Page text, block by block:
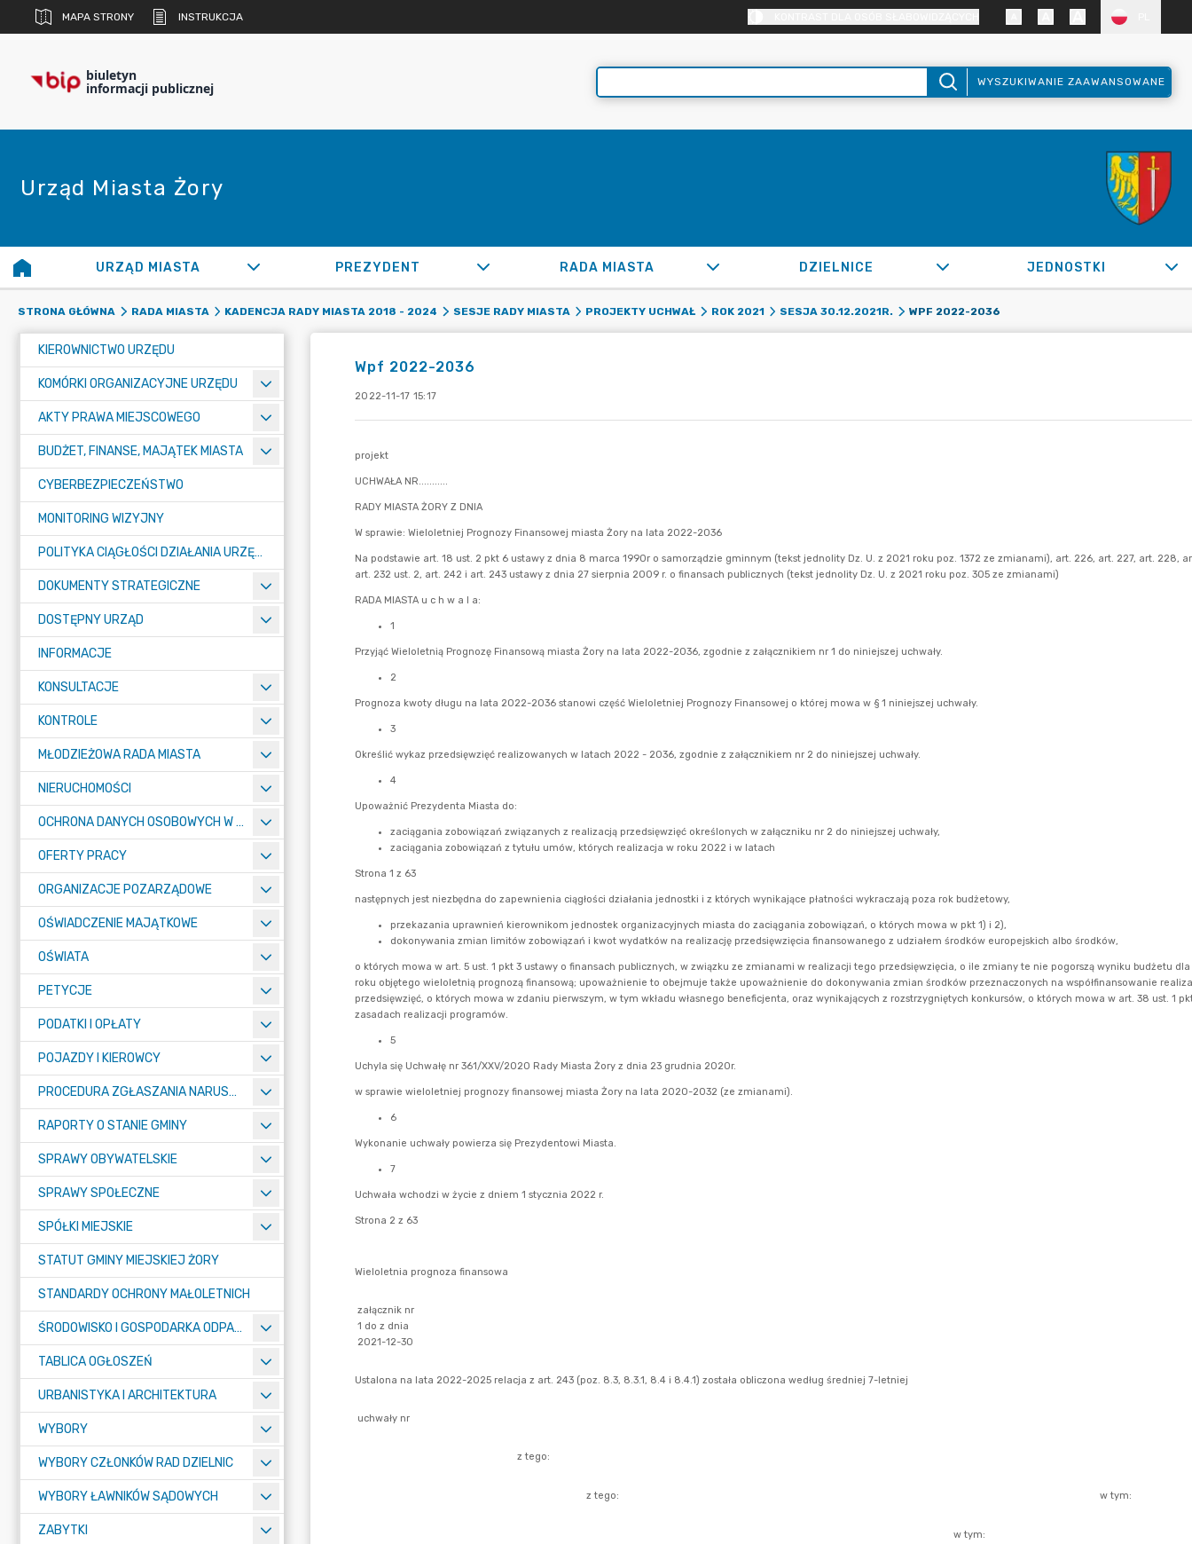
MAPA STRONY INSTRUKCJA
biuletyn
informacji publicznej WYSZUKIWANIE ZAAWANSOWANE
Urząd Miasta Żory
URZĄD MIASTA PREZYDENT RADA MIASTA DZIELNICE JEDNOSTKI
STRONA GŁÓWNA RADA MIASTA KADENCJA RADY MIASTA 2018 - 2024 SESJE RADY MIASTA PROJEKTY UCHWAŁ ROK 2021 SESJA 30.12.2021R. WPF 2022-2036
KIEROWNICTWO URZĘDU
KOMÓRKI ORGANIZACYJNE URZĘDU
AKTY PRAWA MIEJSCOWEGO
BUDŻET, FINANSE, MAJĄTEK MIASTA
CYBERBEZPIECZEŃSTWO
MONITORING WIZYJNY
POLITYKA CIĄGŁOŚCI DZIAŁANIA URZĘDU MIASTA ŻORY
DOKUMENTY STRATEGICZNE
DOSTĘPNY URZĄD
INFORMACJE
KONSULTACJE
KONTROLE
MŁODZIEŻOWA RADA MIASTA
NIERUCHOMOŚCI
OCHRONA DANYCH OSOBOWYCH W URZĘDZIE MIASTA ŻORY - RODO
OFERTY PRACY
ORGANIZACJE POZARZĄDOWE
OŚWIADCZENIE MAJĄTKOWE
OŚWIATA
PETYCJE
PODATKI I OPŁATY
POJAZDY I KIEROWCY
PROCEDURA ZGŁASZANIA NARUSZEŃ PRAWA
RAPORTY O STANIE GMINY
SPRAWY OBYWATELSKIE
SPRAWY SPOŁECZNE
SPÓŁKI MIEJSKIE
STATUT GMINY MIEJSKIEJ ŻORY
STANDARDY OCHRONY MAŁOLETNICH
ŚRODOWISKO I GOSPODARKA ODPADAMI
TABLICA OGŁOSZEŃ
URBANISTYKA I ARCHITEKTURA
WYBORY
WYBORY CZŁONKÓW RAD DZIELNIC
WYBORY ŁAWNIKÓW SĄDOWYCH
ZABYTKI
Wpf 2022-2036
2022-11-17 15:17